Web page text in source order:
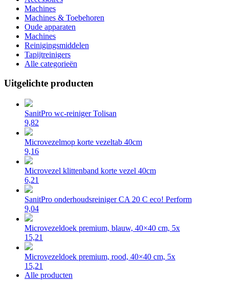
Machines
Machines & Toebehoren
Oude apparaten
Machines
Reinigingsmiddelen
Tapijtreinigers
Alle categorieën
Uitgelichte producten
SanitPro wc-reiniger Tolisan
9,82
Microvezelmop korte vezeltab 40cm
9,16
Microvezel klittenband korte vezel 40cm
6,21
SanitPro onderhoudsreiniger CA 20 C eco! Perform
9,04
Microvezeldoek premium, blauw, 40×40 cm, 5x
15,21
Microvezeldoek premium, rood, 40×40 cm, 5x
15,21
Alle producten